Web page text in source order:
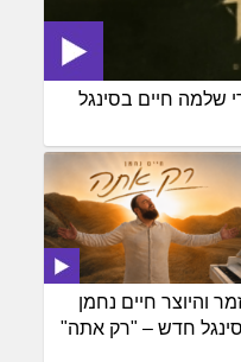
שלמה חיים בסינגל
והיוצר חיים נחמן
חדש – "רק אתה"